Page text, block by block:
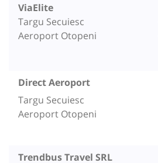
ViaElite
Targu Secuiesc
Aeroport Otopeni
Direct Aeroport
Targu Secuiesc
Aeroport Otopeni
Trendbus Travel SRL